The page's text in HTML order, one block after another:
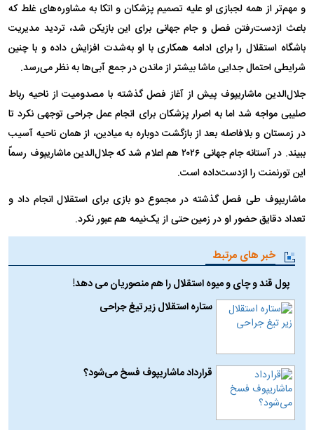
و مهم‌تر از همه لجبازی او علیه تصمیم پزشکان و اتکا به مشاوره‌های غلط که
باعث ازدست‌رفتن فصل و جام جهانی برای این بازیکن شد، تردید مدیریت
باشگاه استقلال را برای ادامه همکاری با او به‌شدت افزایش داده و با چنین
شرایطی احتمال جدایی ماشا بیشتر از ماندن در جمع آبی‌ها به نظر می‌رسد.
جلال‌الدین ماشاریپوف پیش از آغاز فصل گذشته با مصدومیت از ناحیه رباط
صلیبی مواجه شد اما به اصرار پزشکان برای انجام عمل جراحی توجهی نکرد تا
در زمستان و بلافاصله بعد از بازگشت دوباره به میادین، از همان ناحیه آسیب
ببیند. در آستانه جام جهانی ۲۰۲۶ هم اعلام شد که جلال‌الدین ماشاریپوف رسماً
این تورنمنت را ازدست‌داده است.
ماشاریپوف طی فصل گذشته در مجموع دو بازی برای استقلال انجام داد و
تعداد دقایق حضور او در زمین حتی از یک‌نیمه هم عبور نکرد.
خبر های مرتبط
پول قند و چای و میوه استقلال را هم منصوریان می دهد!
ستاره استقلال زیر تیغ جراحی
قرارداد ماشاریپوف فسخ می‌شود؟